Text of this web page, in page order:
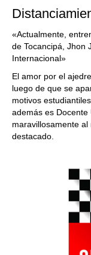
«Actualmente,
de Tocancipá, Jhon
Internacional»
El amor por el
luego de que se
motivos
además es
maravillosamente
destacado.